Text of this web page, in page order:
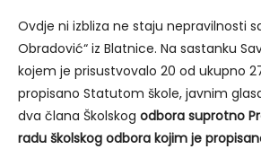
Ovdje ni izbliza ne staju nepravilnosti
Obradović“ iz Blatnice. Na sastanku
kojem je prisustvovalo 20 od ukupno
propisano Statutom škole, javnim
dva člana Školskog odbora suprotno
radu školskog odbora kojim je